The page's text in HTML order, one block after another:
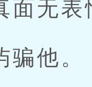
无表
他。